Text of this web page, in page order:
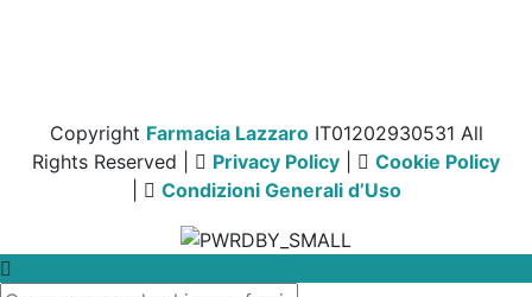
Copyright Farmacia LazzaroIT01202930531 All
Rights Reserved |
Privacy Policy
Cookie Policy
Condizioni Generali d’Uso